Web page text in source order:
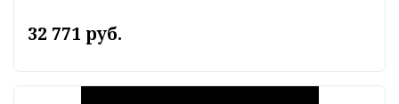
32 771 руб.